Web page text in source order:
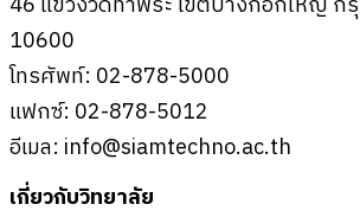
10600
โทรศัพท์: 02-878-5000
แฟกซ์: 02-878-5012
อีเมล: info@siamtechno.ac.th
เกี่ยวกับวิทยาลัย